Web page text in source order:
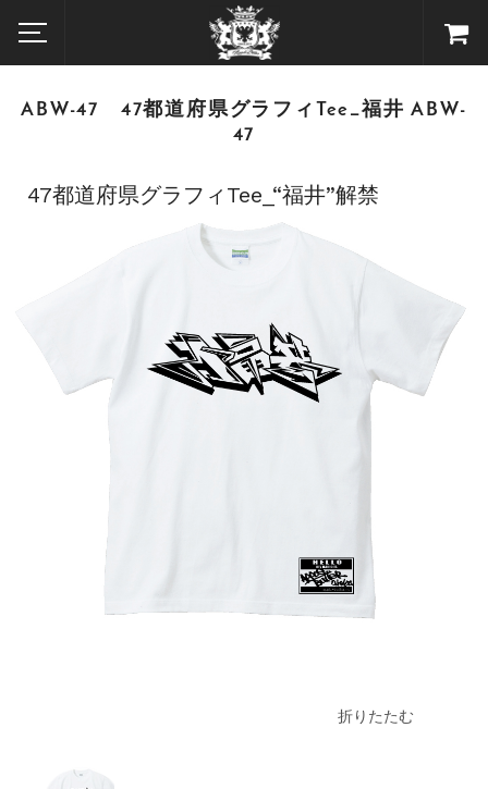
ABW-47 47都道府県グラフィTee_福井 ABW-
47
47都道府県グラフィTee_“福井”解禁
折りたたむ